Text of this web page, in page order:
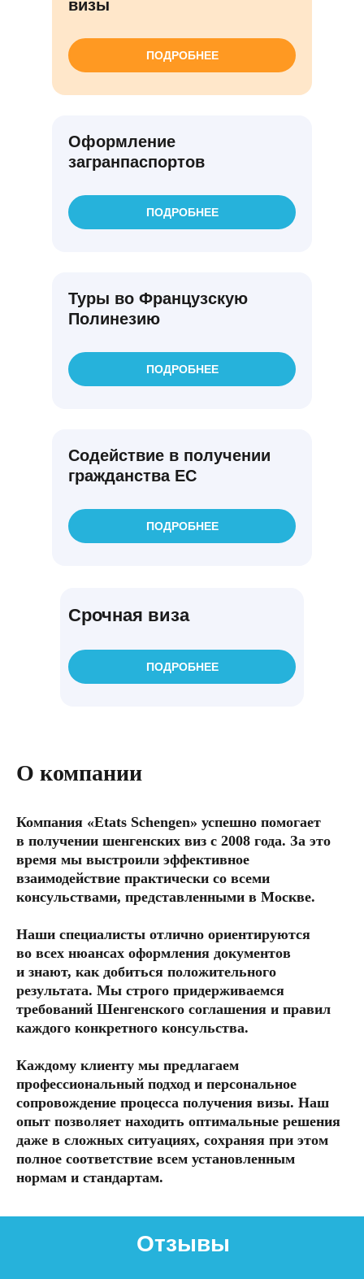
ПОДРОБНЕЕ
Оформление
загранпаспортов
Туры во Французскую
Полинезию
ПОДРОБНЕЕ
ПОДРОБНЕЕ
Срочная виза
Содействие в получении
гражданства ЕС
ПОДРОБНЕЕ
визы
ПОДРОБНЕЕ
О компании
Компания «Etats Schengen» успешно помогает
в получении шенгенских виз с 2008 года. За это
время мы выстроили эффективное
взаимодействие практически со всеми
консульствами, представленными в Москве.
Наши специалисты отлично ориентируются
во всех нюансах оформления документов
и знают, как добиться положительного
результата. Мы строго придерживаемся
требований Шенгенского соглашения и правил
каждого конкретного консульства.
Каждому клиенту мы предлагаем
профессиональный подход и персональное
сопровождение процесса получения визы. Наш
опыт позволяет находить оптимальные решения
даже в сложных ситуациях, сохраняя при этом
полное соответствие всем установленным
нормам и стандартам.
Отзывы
Юлия Евсюкова
каждом шаге процесса. Спасибо за ваше
обработку моего запроса. Я очень
довольна вашими услугами и обязательно
Рейтинг организации в Яндексе
5.0
Марина Донина
Хочу искренне поблагодарить команду
визового центра за помощь в оформлении
шенгенской визы! Мой случай был
непростой: ранее уже был отказ, а сроки
поджимали. Сотрудники всё внимательно
изучили, помогли подготовить правильный
за терпение, поддержку и